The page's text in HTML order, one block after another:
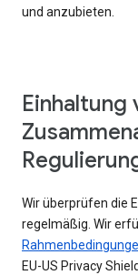
und anzubieten.
Einhaltung
Wir überprüfen die
regelmäßig. Wir
EU-US Privacy